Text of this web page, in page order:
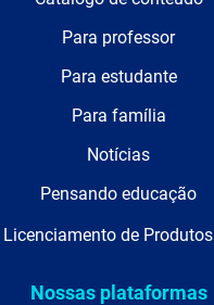
Para professor
Para estudante
Para família
Notícias
Pensando educação
Licenciamento de Produtos
Nossas plataformas